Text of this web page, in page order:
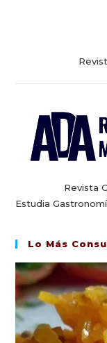
Revista
Estudia
Lo Más